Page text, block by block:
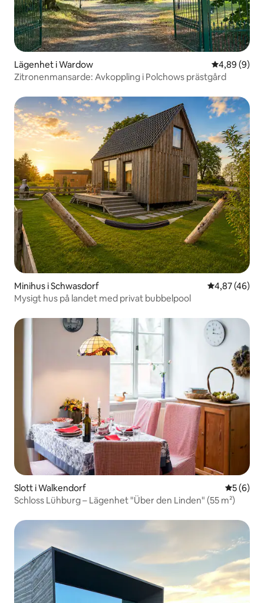
Lägenhet i Wardow 4,89 av 5 i
4,89 (9)
Zitronenmansarde: Avkoppling i Polchows prästgård
Minihus i Schwasdorf 4,87 av 5 i
4,87 (46)
Mysigt hus på landet med privat bubbelpool
Slott i Walkendorf 5 av 5 i
5 (6)
Schloss Lühburg – Lägenhet "Über den Linden" (55 m²)